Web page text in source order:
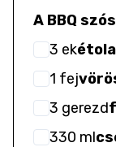
A BBQ
3 ek
1 fej
3 gerezd
330 ml